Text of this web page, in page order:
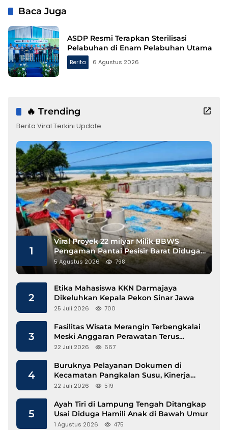
Baca Juga
ASDP Resmi Terapkan Sterilisasi
Pelabuhan di Enam Pelabuhan Utama
Berita 6 Agustus 2026
🔥 Trending
Berita Viral Terkini Update
1
Viral Proyek 22 milyar Milik BBWS
Pengaman Pantai Pesisir Barat Diduga
Gunakan Besi Banci
5 Agustus 2026 798
2
Etika Mahasiswa KKN Darmajaya
Dikeluhkan Kepala Pekon Sinar Jawa
25 Juli 2026 700
3
Fasilitas Wisata Merangin Terbengkalai
Meski Anggaran Perawatan Terus
Mengalir
22 Juli 2026 667
4
Buruknya Pelayanan Dokumen di
Kecamatan Pangkalan Susu, Kinerja
Disdukcapil Langkat Disorot
22 Juli 2026 519
5
Ayah Tiri di Lampung Tengah Ditangkap
Usai Diduga Hamili Anak di Bawah Umur
1 Agustus 2026 475